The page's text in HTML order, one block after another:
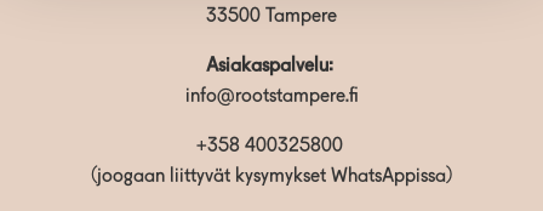
33500 Tampere
Asiakaspalvelu:
info@rootstampere.fi
+358 400325800
(joogaan liittyvät kysymykset WhatsAppissa)